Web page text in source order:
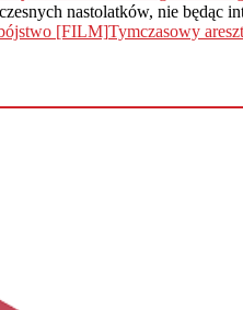
nastolatków, nie będąc
Tymczasowy